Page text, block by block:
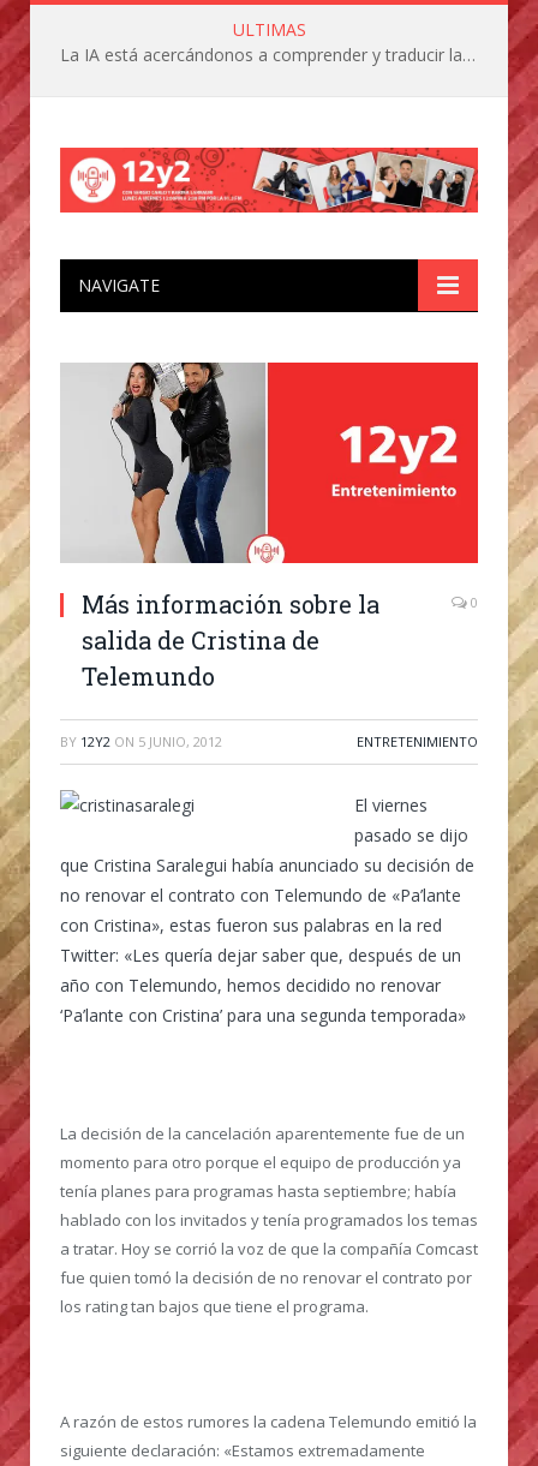
ULTIMAS
La IA está acercándonos a comprender y traducir las vocalizaciones y comportamientos de nuestras mascotas
NAVIGATE
Más información sobre la
salida de Cristina de
Telemundo
0
BY 12Y2 ON 5 JUNIO, 2012 ENTRETENIMIENTO
El viernes
pasado se dijo
que Cristina Saralegui había anunciado su decisión de
no renovar el contrato con Telemundo de «Pa’lante
con Cristina», estas fueron sus palabras en la red
Twitter: «Les quería dejar saber que, después de un
año con Telemundo, hemos decidido no renovar
‘Pa’lante con Cristina’ para una segunda temporada»
La decisión de la cancelación aparentemente fue de un
momento para otro porque el equipo de producción ya
tenía planes para programas hasta septiembre; había
hablado con los invitados y tenía programados los temas
a tratar. Hoy se corrió la voz de que la compañía Comcast
fue quien tomó la decisión de no renovar el contrato por
los rating tan bajos que tiene el programa.
A razón de estos rumores la cadena Telemundo emitió la
siguiente declaración: «Estamos extremadamente